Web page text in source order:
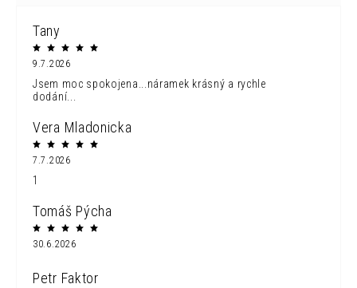
Tany
9.7.2026
Jsem moc spokojena...náramek krásný a rychle
dodání...
Vera Mladonicka
7.7.2026
1
Tomáš Pýcha
30.6.2026
Petr Faktor